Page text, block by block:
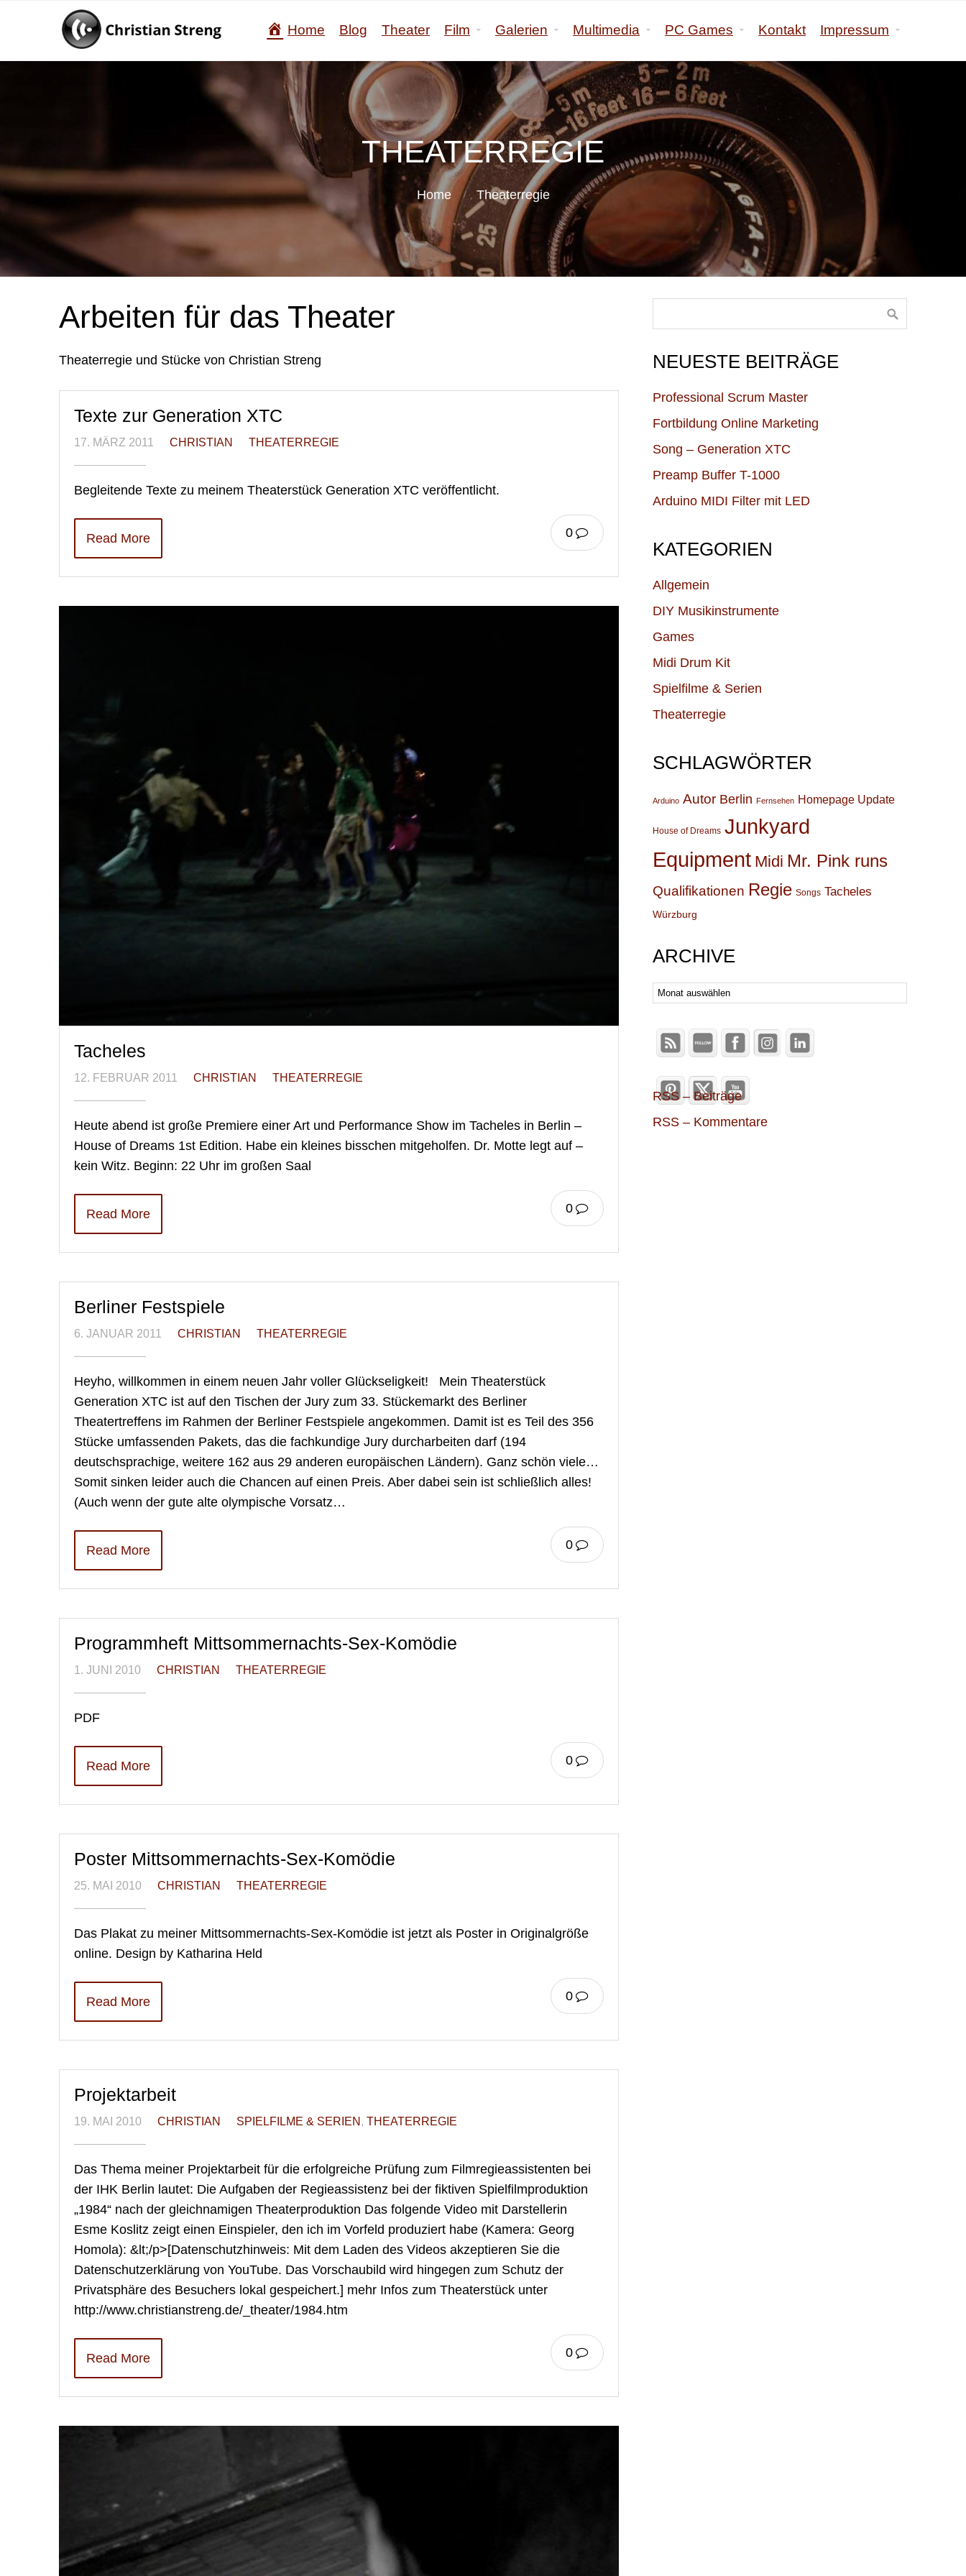
Home Blog Theater Film Galerien Multimedia PC Games Kontakt Impressum
THEATERREGIE
Home Theaterregie
Arbeiten für das Theater
Theaterregie und Stücke von Christian Streng
Texte zur Generation XTC
17. MÄRZ 2011 CHRISTIAN THEATERREGIE
Begleitende Texte zu meinem Theaterstück Generation XTC veröffentlicht.
0
Read More
Tacheles
12. FEBRUAR 2011 CHRISTIAN THEATERREGIE
Heute abend ist große Premiere einer Art und Performance Show im Tacheles in Berlin –
House of Dreams 1st Edition. Habe ein kleines bisschen mitgeholfen. Dr. Motte legt auf –
kein Witz. Beginn: 22 Uhr im großen Saal
0
Read More
Berliner Festspiele
6. JANUAR 2011 CHRISTIAN THEATERREGIE
Heyho, willkommen in einem neuen Jahr voller Glückseligkeit! Mein Theaterstück
Generation XTC ist auf den Tischen der Jury zum 33. Stückemarkt des Berliner
Theatertreffens im Rahmen der Berliner Festspiele angekommen. Damit ist es Teil des 356
Stücke umfassenden Pakets, das die fachkundige Jury durcharbeiten darf (194
deutschsprachige, weitere 162 aus 29 anderen europäischen Ländern). Ganz schön viele…
Somit sinken leider auch die Chancen auf einen Preis. Aber dabei sein ist schließlich alles!
(Auch wenn der gute alte olympische Vorsatz…
0
Read More
Programmheft Mittsommernachts-Sex-Komödie
1. JUNI 2010 CHRISTIAN THEATERREGIE
PDF
0
Read More
Poster Mittsommernachts-Sex-Komödie
25. MAI 2010 CHRISTIAN THEATERREGIE
Das Plakat zu meiner Mittsommernachts-Sex-Komödie ist jetzt als Poster in Originalgröße
online. Design by Katharina Held
0
Read More
Projektarbeit
19. MAI 2010 CHRISTIAN SPIELFILME & SERIEN , THEATERREGIE
Das Thema meiner Projektarbeit für die erfolgreiche Prüfung zum Filmregieassistenten bei
der IHK Berlin lautet: Die Aufgaben der Regieassistenz bei der fiktiven Spielfilmproduktion
„1984“ nach der gleichnamigen Theaterproduktion Das folgende Video mit Darstellerin
Esme Koslitz zeigt einen Einspieler, den ich im Vorfeld produziert habe (Kamera: Georg
Homola): &lt;/p>[Datenschutzhinweis: Mit dem Laden des Videos akzeptieren Sie die
Datenschutzerklärung von YouTube. Das Vorschaubild wird hingegen zum Schutz der
Privatsphäre des Besuchers lokal gespeichert.] mehr Infos zum Theaterstück unter
http://www.christianstreng.de/_theater/1984.htm
0
Read More
NEUESTE BEITRÄGE
Professional Scrum Master
Fortbildung Online Marketing
Song – Generation XTC
Preamp Buffer T-1000
Arduino MIDI Filter mit LED
KATEGORIEN
Allgemein
DIY Musikinstrumente
Games
Midi Drum Kit
Spielfilme & Serien
Theaterregie
SCHLAGWÖRTER
Arduino Autor Berlin Fernsehen Homepage Update
House of Dreams Junkyard
Equipment Midi Mr. Pink runs
Qualifikationen Regie Songs Tacheles
Würzburg
ARCHIVE
Archive
RSS – Beiträge
RSS – Kommentare